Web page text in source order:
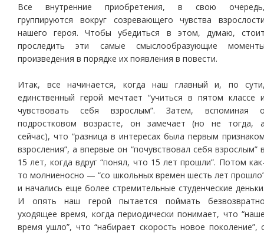
Все внутренние приобретения, в свою
группируются вокруг созревающего чувства
нашего героя. Чтобы убедиться в этом, думаю,
проследить эти самые смыслообразующие
произведения в порядке их появления в повести.
Итак, все начинается, когда наш главный и, по
единственный герой мечтает “учиться в пятом классе
чувствовать себя взрослым”. Затем, вспоминая
подростковом возрасте, он замечает (но не тогда,
сейчас), что “разница в интересах была первым
взросления”, а впервые он “почувствовал себя взрослым”
15 лет, когда вдруг “понял, что 15 лет прошли”. Потом
то молниеносно — “со школьных времен шесть лет
и начались еще более стремительные студенческие
И опять наш герой пытается поймать
уходящее время, когда периодически понимает, что
время ушло”, что “набирает скорость новое поколение”,